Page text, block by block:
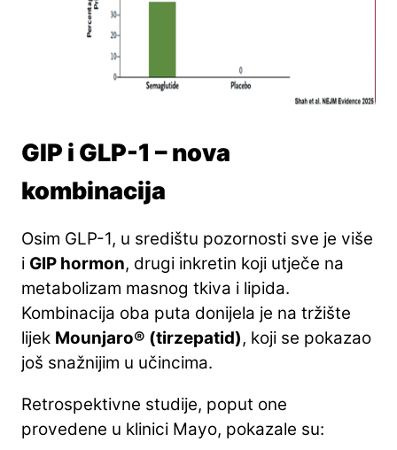
GIP i GLP-1 – nova
kombinacija
Osim GLP-1, u središtu pozornosti sve je više
i GIP hormon, drugi inkretin koji utječe na
metabolizam masnog tkiva i lipida.
Kombinacija oba puta donijela je na tržište
lijek Mounjaro® (tirzepatid), koji se pokazao
još snažnijim u učincima.
Retrospektivne studije, poput one
provedene u klinici Mayo, pokazale su: